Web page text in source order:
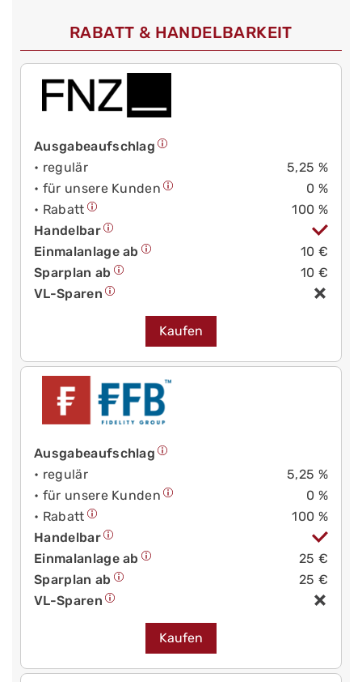
RABATT & HANDELBARKEIT
Ausgabeaufschlag
• regulär
5,25 %
• für unsere Kunden
0 %
• Rabatt
100 %
Handelbar
Einmalanlage ab
10 €
Sparplan ab
10 €
VL-Sparen
Kaufen
Ausgabeaufschlag
• regulär
5,25 %
• für unsere Kunden
0 %
• Rabatt
100 %
Handelbar
Einmalanlage ab
25 €
Sparplan ab
25 €
VL-Sparen
Kaufen